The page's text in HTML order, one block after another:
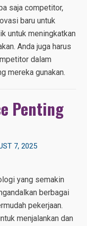
saja competitor,
baru untuk
untuk meningkatkan
Anda juga harus
dalam
mereka gunakan.
Penting
7, 2025
yang semakin
berbagai
pekerjaan.
menjalankan dan